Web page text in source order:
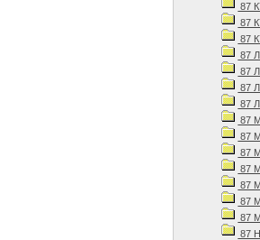
87
87
87
87
87
87
87
87
87
87
87
87
87
87
87